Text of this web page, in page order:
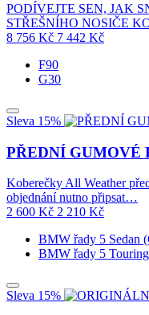
PODÍVEJTE SEN, JAK
STŘEŠNÍHO NOSIČE
8 756 Kč 7 442 Kč
F90
G30
Sleva 15%
PŘEDNÍ GUMOVÉ
Koberečky All Weather
objednání nutno připsat…
2 600 Kč 2 210 Kč
BMW řady 5 Sedan
BMW řady 5
Sleva 15%